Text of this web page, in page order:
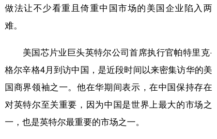
做法让不少看重且倚重中国市场的美国企业陷入两
难。
美国芯片业巨头英特尔公司首席执行官帕特里克·
格尔辛格4月到访中国，是近段时间以来密集访华的美
国商界领袖之一。他在华期间表示，在中国保持存在
对英特尔至关重要，因为中国是世界上最大的市场之
一，也是英特尔最重要的市场之一。